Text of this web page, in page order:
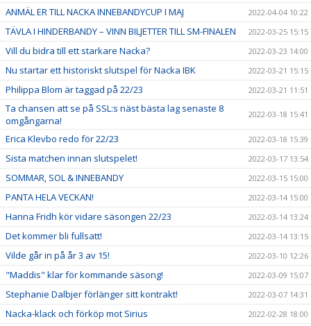
ANMÄL ER TILL NACKA INNEBANDYCUP I MAJ 2022-04-04 10:22
TÄVLA I HINDERBANDY – VINN BILJETTER TILL SM-FINALEN 2022-03-25 15:15
Vill du bidra till ett starkare Nacka? 2022-03-23 14:00
Nu startar ett historiskt slutspel för Nacka IBK 2022-03-21 15:15
Philippa Blom är taggad på 22/23 2022-03-21 11:51
Ta chansen att se på SSL:s näst bästa lag senaste 8
omgångarna!
2022-03-18 15:41
Erica Klevbo redo för 22/23 2022-03-18 15:39
Sista matchen innan slutspelet! 2022-03-17 13:54
SOMMAR, SOL & INNEBANDY 2022-03-15 15:00
PANTA HELA VECKAN! 2022-03-14 15:00
Hanna Fridh kör vidare säsongen 22/23 2022-03-14 13:24
Det kommer bli fullsatt! 2022-03-14 13:15
Vilde går in på år 3 av 15! 2022-03-10 12:26
"Maddis" klar för kommande säsong! 2022-03-09 15:07
Stephanie Dalbjer förlänger sitt kontrakt! 2022-03-07 14:31
Nacka-klack och förköp mot Sirius 2022-02-28 18:00